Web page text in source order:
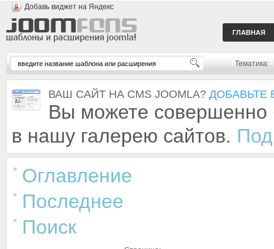
Добавь виджет на Яндекс
ГЛАВНАЯ
Тематика:
ВАШ САЙТ НА CMS JOOMLA? ДОБАВЬТЕ
Вы можете совершенно
в нашу галерею сайтов.
Оглавление
Последнее
Поиск